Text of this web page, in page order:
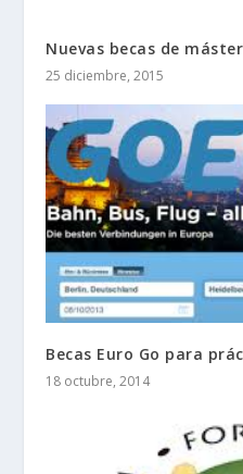
Nuevas becas de
25 diciembre, 2015
Becas Euro Go para
18 octubre, 2014